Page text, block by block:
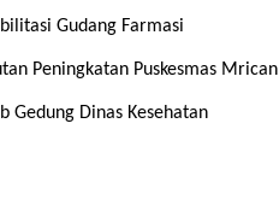
Gudang Farmasi
Peningkatan Puskesmas Mrican
Gedung Dinas Kesehatan